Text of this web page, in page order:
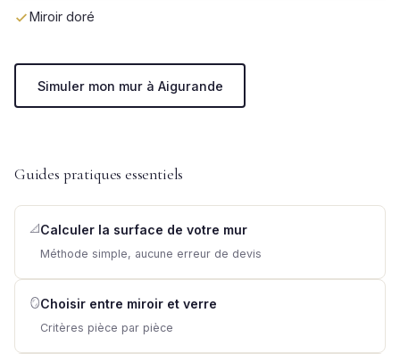
Miroir doré
Simuler mon mur à Aigurande
Guides pratiques essentiels
📐 Calculer la surface de votre mur
Méthode simple, aucune erreur de devis
🪞Choisir entre miroir et verre
Critères pièce par pièce